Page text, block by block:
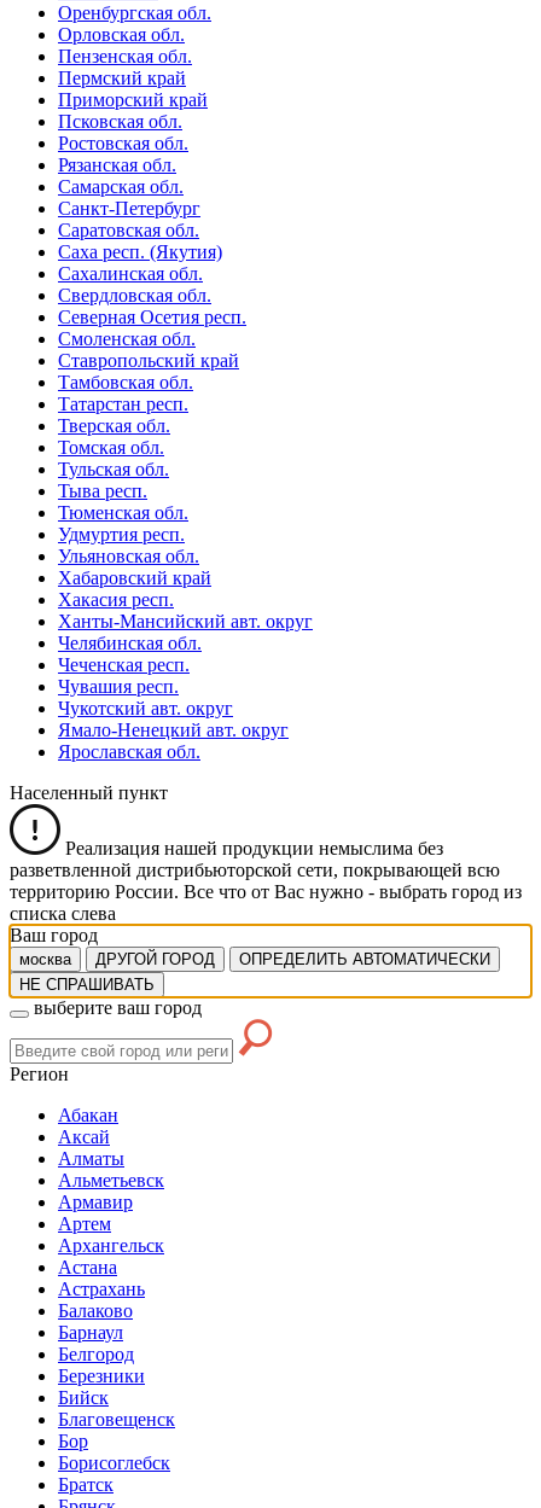
Оренбургская обл.
Орловская обл.
Пензенская обл.
Пермский край
Приморский край
Псковская обл.
Ростовская обл.
Рязанская обл.
Самарская обл.
Санкт-Петербург
Саратовская обл.
Саха респ. (Якутия)
Сахалинская обл.
Свердловская обл.
Северная Осетия респ.
Смоленская обл.
Ставропольский край
Тамбовская обл.
Татарстан респ.
Тверская обл.
Томская обл.
Тульская обл.
Тыва респ.
Тюменская обл.
Удмуртия респ.
Ульяновская обл.
Хабаровский край
Хакасия респ.
Ханты-Мансийский авт. округ
Челябинская обл.
Чеченская респ.
Чувашия респ.
Чукотский авт. округ
Ямало-Ненецкий авт. округ
Ярославская обл.
Населенный пункт
Реализация нашей продукции немыслима без
разветвленной дистрибьюторской сети, покрывающей всю
территорию России. Все что от Вас нужно - выбрать город из
списка слева
Ваш город
москва ДРУГОЙ ГОРОД
ОПРЕДЕЛИТЬ АВТОМАТИЧЕСКИ
НЕ СПРАШИВАТЬ
выберите ваш город
Регион
Абакан
Аксай
Алматы
Альметьевск
Армавир
Артем
Архангельск
Астана
Астрахань
Балаково
Барнаул
Белгород
Березники
Бийск
Благовещенск
Бор
Борисоглебск
Братск